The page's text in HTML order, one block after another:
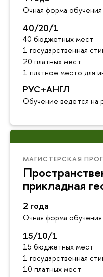
Очная форма обучения
40/20/1
40 бюджетных мест
1 государственная
20 платных мест
1 платное место для
РУС+АНГЛ
Обучение ведется на
МАГИСТЕРСКАЯ
прикладная
2 года
Очная форма обучения
15/10/1
15 бюджетных мест
1 государственная
10 платных мест